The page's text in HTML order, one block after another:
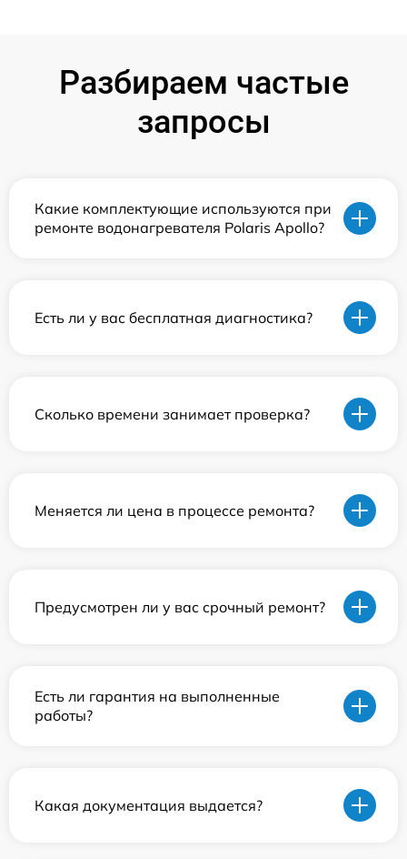
Разбираем частые
запросы
Какие комплектующие используются при
ремонте водонагревателя Polaris Apollo?
Есть ли у вас бесплатная диагностика?
Сколько времени занимает проверка?
Меняется ли цена в процессе ремонта?
Предусмотрен ли у вас срочный ремонт?
Есть ли гарантия на выполненные
работы?
Какая документация выдается?